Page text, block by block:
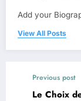
Add your
View All Posts
Previous post
Le Choix